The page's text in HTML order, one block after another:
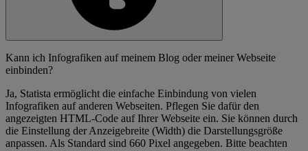
Kann ich Infografiken auf meinem Blog oder meiner Webseite
einbinden?
Ja, Statista ermöglicht die einfache Einbindung von vielen
Infografiken auf anderen Webseiten. Pflegen Sie dafür den
angezeigten HTML-Code auf Ihrer Webseite ein. Sie können durch
die Einstellung der Anzeigebreite (Width) die Darstellungsgröße
anpassen. Als Standard sind 660 Pixel angegeben. Bitte beachten